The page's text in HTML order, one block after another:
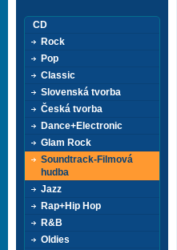
CD
Rock
Pop
Classic
Slovenská tvorba
Česká tvorba
Dance+Electronic
Glam Rock
Soundtrack-Filmová
hudba
Jazz
Rap+Hip Hop
R&B
Oldies